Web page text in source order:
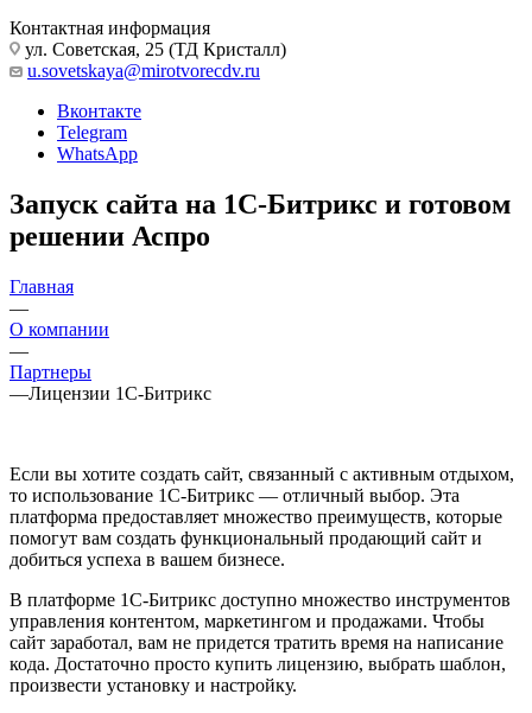
Контактная информация
ул. Советская, 25 (ТД Кристалл)
u.sovetskaya@mirotvorecdv.ru
Вконтакте
Telegram
WhatsApp
Запуск сайта на 1С-Битрикс и готовом
решении Аспро
Главная
—
О компании
—
Партнеры
—Лицензии 1С-Битрикс
Если вы хотите создать сайт, связанный с активным отдыхом,
то использование 1С-Битрикс — отличный выбор. Эта
платформа предоставляет множество преимуществ, которые
помогут вам создать функциональный продающий сайт и
добиться успеха в вашем бизнесе.
В платформе 1С-Битрикс доступно множество инструментов
управления контентом, маркетингом и продажами. Чтобы
сайт заработал, вам не придется тратить время на написание
кода. Достаточно просто купить лицензию, выбрать шаблон,
произвести установку и настройку.